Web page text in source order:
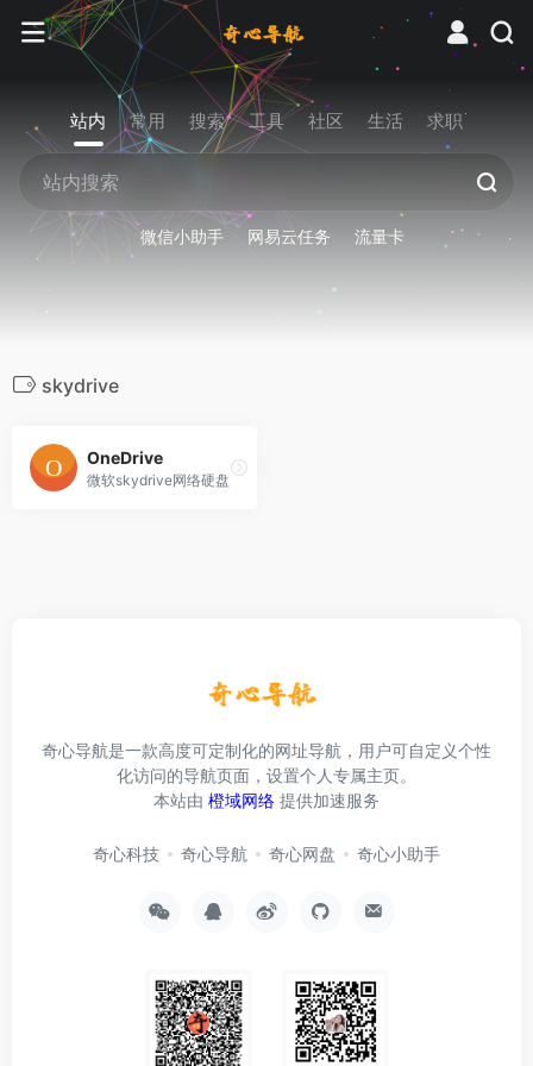
站内 常用 搜索 工具 社区 生活 求职
微信小助手 网易云任务 流量卡
skydrive
OneDrive
微软skydrive网络硬盘
奇心导航是一款高度可定制化的网址导航，用户可自定义个性
化访问的导航页面，设置个人专属主页。
本站由 橙域网络 提供加速服务
奇心科技 奇心导航 奇心网盘 奇心小助手